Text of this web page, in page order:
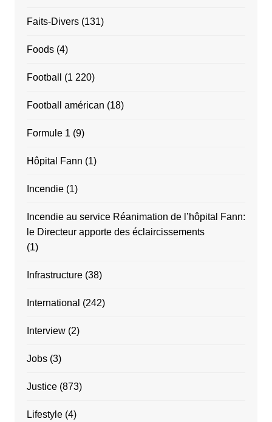
Faits-Divers(131)
Foods(4)
Football (1 220)
Football américan (18)
Formule 1(9)
Hôpital Fann (1)
Incendie(1)
Incendie au service Réanimation de l’hôpital Fann:
le Directeur apporte des éclaircissements
(1)
Infrastructure(38)
International (242)
Interview(2)
Jobs(3)
Justice(873)
Lifestyle(4)